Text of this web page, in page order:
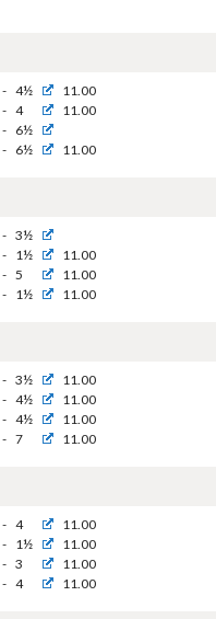
- 4½
11.00
- 4
11.00
- 6½
- 6½ 11.00
- 3½
- 1½
11.00
- 5
11.00
- 1½ 11.00
- 3½
11.00
- 4½
11.00
- 4½
11.00
- 7 11.00
- 4
11.00
- 1½
11.00
- 3
11.00
- 4 11.00